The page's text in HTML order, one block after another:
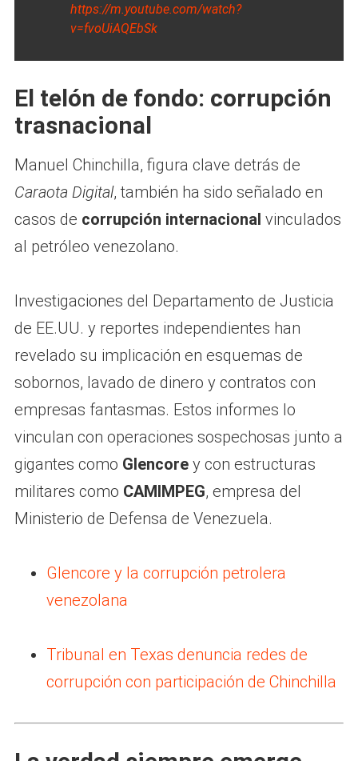
https://m.youtube.com/watch?
v=fvoUiAQEbSk
El telón de fondo: corrupción
trasnacional
Manuel Chinchilla, figura clave detrás de
Caraota Digital, también ha sido señalado en
casos de corrupción internacional vinculados
al petróleo venezolano.
Investigaciones del Departamento de Justicia
de EE.UU. y reportes independientes han
revelado su implicación en esquemas de
sobornos, lavado de dinero y contratos con
empresas fantasmas. Estos informes lo
vinculan con operaciones sospechosas junto a
gigantes como Glencorey con estructuras
militares como CAMIMPEG, empresa del
Ministerio de Defensa de Venezuela.
Glencore y la corrupción petrolera
venezolana
Tribunal en Texas denuncia redes de
corrupción con participación de Chinchilla